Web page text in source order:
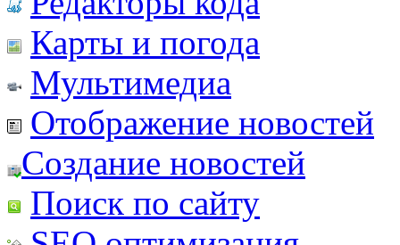
Карты и погода
Мультимедиа
Отображение новостей
Создание новостей
Поиск по сайту